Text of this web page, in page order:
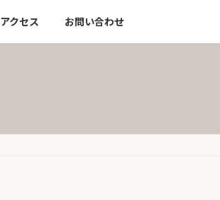
アクセス お問い合わせ